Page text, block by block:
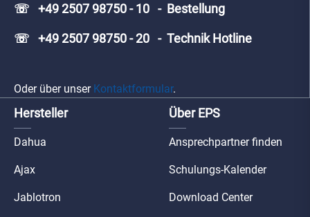
☏ +49 2507 98750 - 10 - Bestellung
☏ +49 2507 98750 - 20 - Technik Hotline
Oder über unser Kontaktformular.
Hersteller
Dahua
Ajax
Jablotron
Über EPS
Ansprechpartner finden
Schulungs-Kalender
Download Center